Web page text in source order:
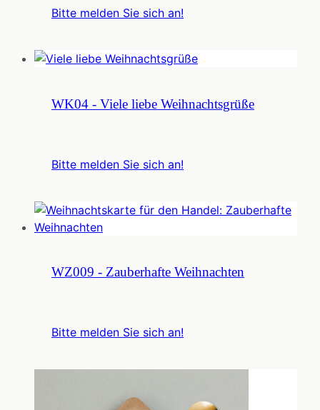
Bitte melden Sie sich an!
WK04 - Viele liebe Weihnachtsgrüße
Bitte melden Sie sich an!
WZ009 - Zauberhafte Weihnachten
Bitte melden Sie sich an!